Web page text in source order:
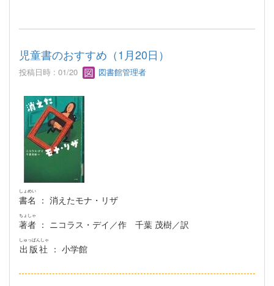
児童書のおすすめ（1月20日）
投稿日時 : 01/20 図書館管理者
書名
しょめい
： 消えたモナ・リザ
著者
ちょしゃ
： ニコラス・デイ／作 千葉 茂樹／訳
出版社
しゅっぱんしゃ
： 小学館